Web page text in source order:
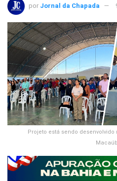
por Jornal da Chapada
Projeto está sendo